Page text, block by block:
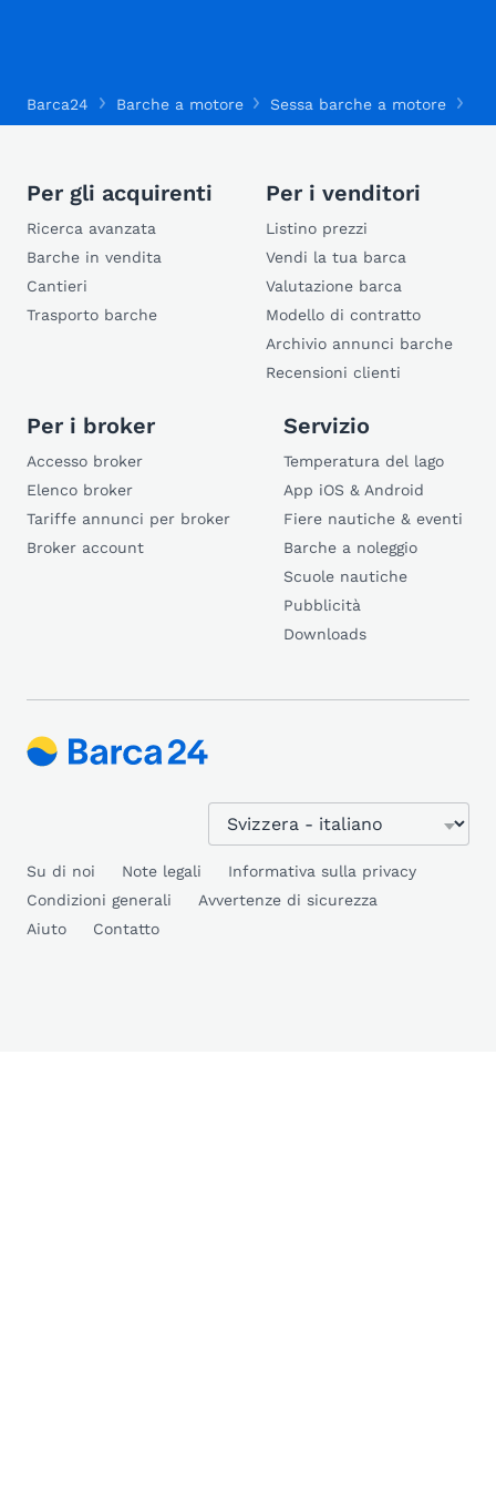
Barca24 Barche a motore Sessa barche a motore
Per gli acquirenti
Ricerca avanzata
Barche in vendita
Cantieri
Trasporto barche
Per i venditori
Listino prezzi
Vendi la tua barca
Valutazione barca
Modello di contratto
Archivio annunci barche
Recensioni clienti
Per i broker
Accesso broker
Elenco broker
Tariffe annunci per broker
Broker account
Servizio
Temperatura del lago
App iOS & Android
Fiere nautiche & eventi
Barche a noleggio
Scuole nautiche
Pubblicità
Downloads
Su di noi Note legali
Informativa sulla privacy
Condizioni generali
Avvertenze di sicurezza
Aiuto
Contatto